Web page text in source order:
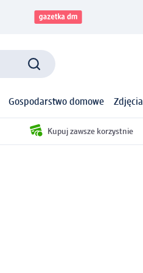
Gospodarstwo domowe Zdjęcia
Kupuj zawsze korzystnie